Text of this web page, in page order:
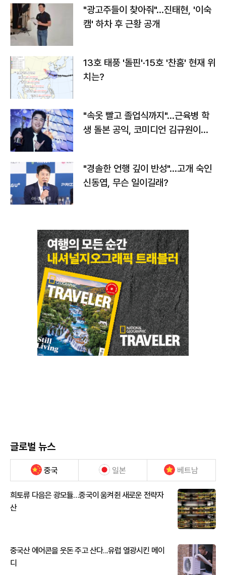
"광고주들이 찾아줘"…진태현, '이숙
캠' 하차 후 근황 공개
13호 태풍 '돌핀'·15호 '찬홈' 현재 위
치는?
"속옷 빨고 졸업식까지"…근육병 학
생 돌본 공익, 코미디언 김규원이었
"경솔한 언행 깊이 반성"…고개 숙인
신동엽, 무슨 일이길래?
글로벌 뉴스
중국 일본 베트남
희토류 다음은 광모듈…중국이 움켜쥔 새로운 전략자
산
중국산 에어콘을 웃돈 주고 산다...유럽 열광시킨 메이
디